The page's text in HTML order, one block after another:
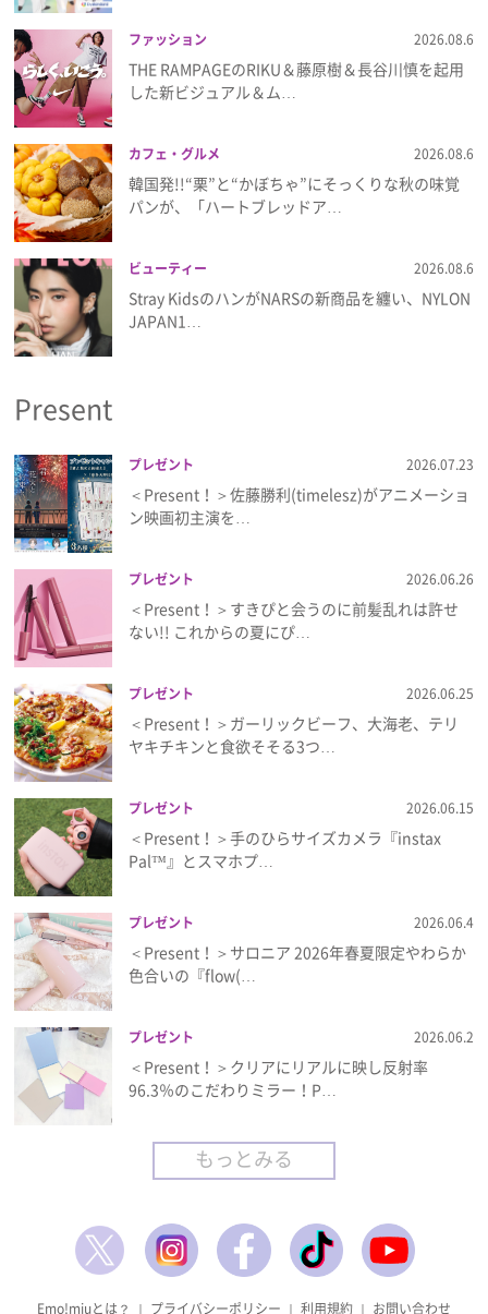
フィルム
Emoメン
ランキング
Emo!miuとは？
免責事項
プライバシーポリシー
利用規約
お問い合わせ
ファッション 2026.08.6
THE RAMPAGEのRIKU＆藤原樹＆長谷川慎を起用
した新ビジュアル＆ム…
カフェ・グルメ 2026.08.6
韓国発!!“栗”と“かぼちゃ”にそっくりな秋の味覚
パンが、「ハートブレッドア…
ビューティー 2026.08.6
Stray KidsのハンがNARSの新商品を纏い、NYLON
JAPAN1…
Present
プレゼント 2026.07.23
＜Present！＞佐藤勝利(timelesz)がアニメーショ
ン映画初主演を…
プレゼント 2026.06.26
＜Present！＞すきぴと会うのに前髪乱れは許せ
ない!! これからの夏にぴ…
プレゼント 2026.06.25
＜Present！＞ガーリックビーフ、大海老、テリ
ヤキチキンと食欲そそる3つ…
プレゼント 2026.06.15
＜Present！＞手のひらサイズカメラ『instax
Pal™』とスマホプ…
プレゼント 2026.06.4
＜Present！＞サロニア 2026年春夏限定やわらか
色合いの『flow(…
プレゼント 2026.06.2
＜Present！＞クリアにリアルに映し反射率
96.3％のこだわりミラー！P…
もっとみる
Emo!miuとは？ ｜ プライバシーポリシー ｜ 利用規約 ｜ お問い合わせ